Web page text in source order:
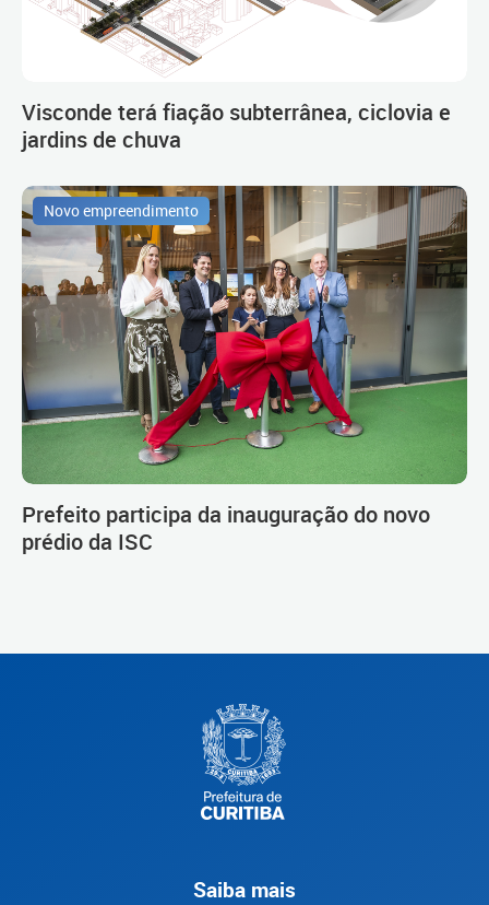
Visconde terá fiação subterrânea, ciclovia e
jardins de chuva
Novo empreendimento
Prefeito participa da inauguração do novo
prédio da ISC
Saiba mais